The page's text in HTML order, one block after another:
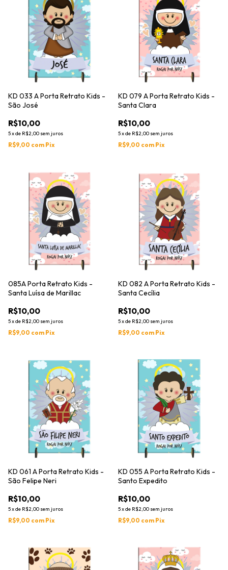
KD 033 A Porta Retrato Kids -
São José
R$10,00
5xde R$2,00 sem juros
R$9,00 com Pix
KD 079 A Porta Retrato Kids -
Santa Clara
R$10,00
5xde R$2,00 sem juros
R$9,00 com Pix
085A Porta Retrato Kids -
Santa Luísa de Marillac
R$10,00
5xde R$2,00 sem juros
R$9,00 com Pix
KD 082 A Porta Retrato Kids -
Santa Cecília
R$10,00
5xde R$2,00 sem juros
R$9,00 com Pix
KD 061 A Porta Retrato Kids -
São Felipe Neri
R$10,00
5xde R$2,00 sem juros
R$9,00 com Pix
KD 055 A Porta Retrato Kids -
Santo Expedito
R$10,00
5xde R$2,00 sem juros
R$9,00 com Pix